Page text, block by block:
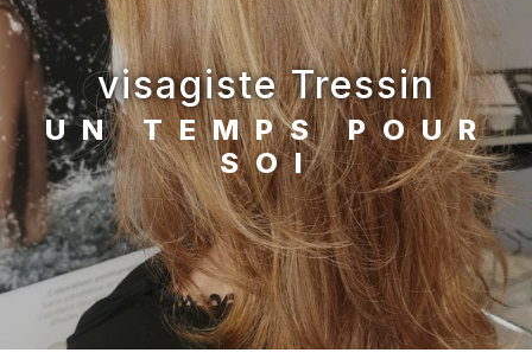
visagiste Tressin
UN TEMPS POUR
SOI